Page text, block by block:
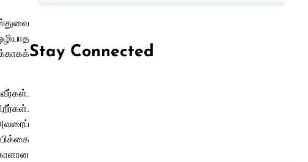
Stay Connected
Follow us on Facebook